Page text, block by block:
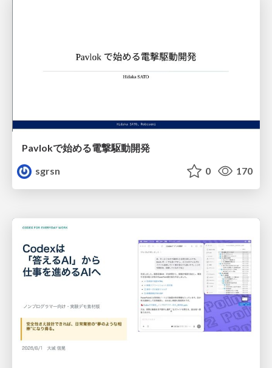
Pavlokで始める電撃駆動開発
sgrsn
0 170